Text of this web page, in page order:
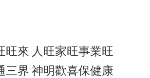
旺來 人旺家旺事業旺
三界 神明歡喜保健康